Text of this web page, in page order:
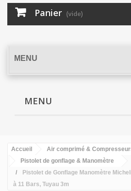
Panier (vide)
MENU
MENU
Accueil
Air comprimé &
Pistolet de gonflage & Manomètre
Pistolet de Gonflage Manomètre
à 11 Bars, Tuyau 3m